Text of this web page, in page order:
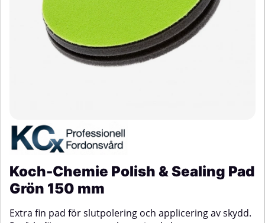
Koch-Chemie Polish & Sealing Pad
Grön 150 mm
Extra fin pad för slutpolering och applicering av skydd.